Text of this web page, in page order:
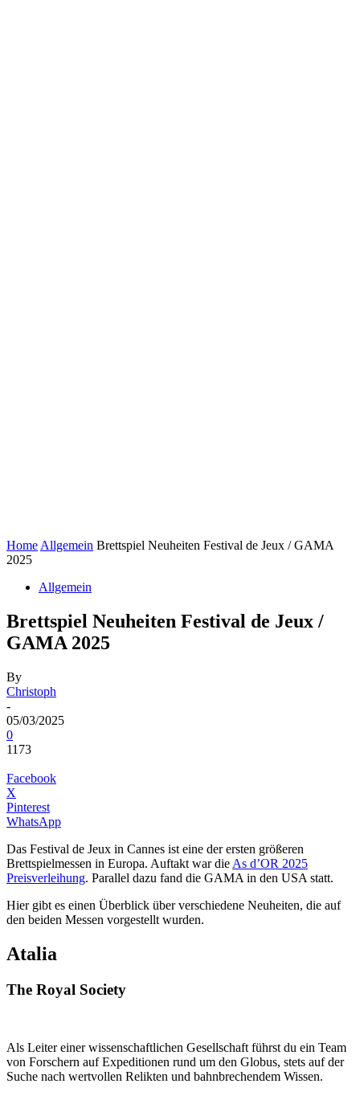
Home Allgemein Brettspiel Neuheiten Festival de Jeux / GAMA
2025
Allgemein
Brettspiel Neuheiten Festival de Jeux /
GAMA 2025
By
Christoph
-
05/03/2025
0
1173
Facebook
X
Pinterest
WhatsApp
Das Festival de Jeux in Cannes ist eine der ersten größeren
Brettspielmessen in Europa. Auftakt war die As d’OR 2025
Preisverleihung. Parallel dazu fand die GAMA in den USA statt.
Hier gibt es einen Überblick über verschiedene Neuheiten, die auf
den beiden Messen vorgestellt wurden.
Atalia
The Royal Society
Als Leiter einer wissenschaftlichen Gesellschaft führst du ein Team
von Forschern auf Expeditionen rund um den Globus, stets auf der
Suche nach wertvollen Relikten und bahnbrechendem Wissen.